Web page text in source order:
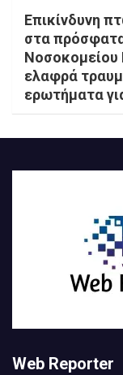
Επικίνδυνη
στα
Νοσοκομείου
ελαφρά
ερωτήματα
Web Reporter